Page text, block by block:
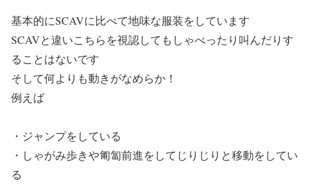
基本的にSCAVに比べて地味な服装をしています
SCAVと違いこちらを視認してもしゃべったり叫んだりす
ることはないです
そして何よりも動きがなめらか！
例えば
・ジャンプをしている
・しゃがみ歩きや匍匐前進をしてじりじりと移動をしてい
る